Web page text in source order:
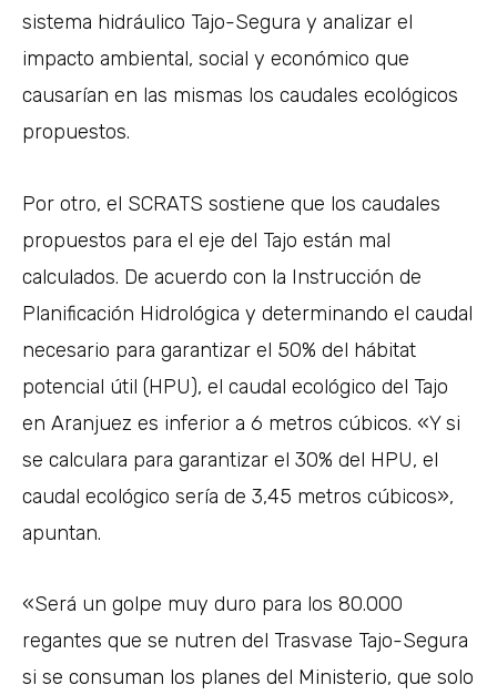
sistema hidráulico Tajo-Segura y analizar el
impacto ambiental, social y económico que
causarían en las mismas los caudales ecológicos
propuestos.
Por otro, el SCRATS sostiene que los caudales
propuestos para el eje del Tajo están mal
calculados. De acuerdo con la Instrucción de
Planificación Hidrológica y determinando el caudal
necesario para garantizar el 50% del hábitat
potencial útil (HPU), el caudal ecológico del Tajo
en Aranjuez es inferior a 6 metros cúbicos. «Y si
se calculara para garantizar el 30% del HPU, el
caudal ecológico sería de 3,45 metros cúbicos»,
apuntan.
«Será un golpe muy duro para los 80.000
regantes que se nutren del Trasvase Tajo-Segura
si se consuman los planes del Ministerio, que solo